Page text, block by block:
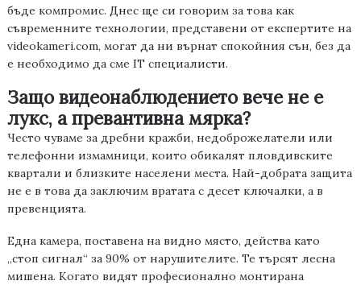
бъде компромис. Днес ще си говорим за това как
съвременните технологии, представени от експертите на
videokameri.com, могат да ни върнат спокойния сън, без да
е необходимо да сме ITспециалисти.
Защо видеонаблюдението вече не е
лукс, а превантивна мярка?
Често чуваме за дребни кражби, недоброжелатели или
телефонни измамници, които обикалят пловдивските
квартали и близките населени места. Най-добрата защита
не е в това да заключим вратата с десет ключалки, а в
превенцията.
Една камера, поставена на видно място, действа като
„стоп сигнал“ за 90% от нарушителите. Те търсят лесна
мишена. Когато видят професионално монтирана